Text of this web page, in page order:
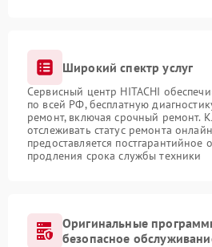
Широкий спектр услуг
Сервисный центр HITACHI
по всей РФ, бесплатную
ремонт, включая срочный ремонт.
отслеживать статус ремонта
предоставляется постгарантийное
продления срока службы техники
Оригинальные
безопасное